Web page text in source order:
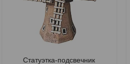
Статуэтка-подсвечник